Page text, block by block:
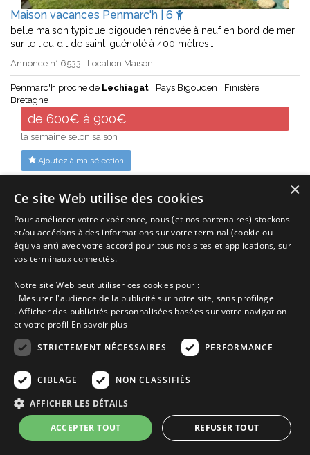
Maison vacances Penmarc'h | 6
belle maison typique bigouden rénovée à neuf en bord de mer
sur le lieu dit de saint-guénolé à 400 mètres…
Annonce n° 6533 | Location Maison
Penmarc'h proche de Lechiagat Pays Bigouden
Finistère
Bretagne
de 600€ à 900€
la semaine selon saison
Ajoutez à ma sélection
Maison vacances Loctudy | 4
×
Ce site Web utilise des cookies
Pour améliorer votre expérience, nous (et nos partenaires) stockons
et/ou accédons à des informations sur votre terminal (cookie ou
équivalent) avec votre accord pour tous nos sites et applications, sur
vos terminaux connectés.
Notre site Web peut utiliser ces cookies pour :
. Mesurer l'audience de la publicité sur notre site, sans profilage
. Afficher des publicités personnalisées basées sur votre navigation
et votre profil En savoir plus
STRICTEMENT NÉCESSAIRES
PERFORMANCE
CIBLAGE NON CLASSIFIÉS
AFFICHER LES DÉTAILS
ACCEPTER TOUT REFUSER TOUT